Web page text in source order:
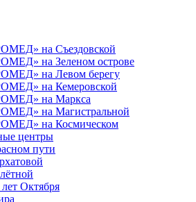
на Съездовской
на Зеленом острове
на Левом берегу
на Кемеровской
на Маркса
на Магистральной
на Космическом
центры
пути
Октября